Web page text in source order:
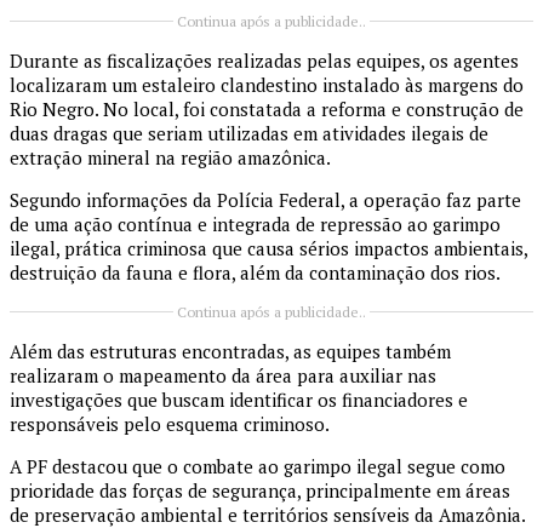
Continua após a publicidade..
Durante as fiscalizações realizadas pelas equipes, os agentes
localizaram um estaleiro clandestino instalado às margens do
Rio Negro. No local, foi constatada a reforma e construção de
duas dragas que seriam utilizadas em atividades ilegais de
extração mineral na região amazônica.
Segundo informações da Polícia Federal, a operação faz parte
de uma ação contínua e integrada de repressão ao garimpo
ilegal, prática criminosa que causa sérios impactos ambientais,
destruição da fauna e flora, além da contaminação dos rios.
Continua após a publicidade..
Além das estruturas encontradas, as equipes também
realizaram o mapeamento da área para auxiliar nas
investigações que buscam identificar os financiadores e
responsáveis pelo esquema criminoso.
A PF destacou que o combate ao garimpo ilegal segue como
prioridade das forças de segurança, principalmente em áreas
de preservação ambiental e territórios sensíveis da Amazônia.